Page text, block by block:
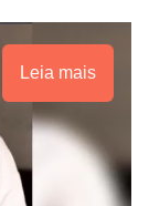
Leia mais